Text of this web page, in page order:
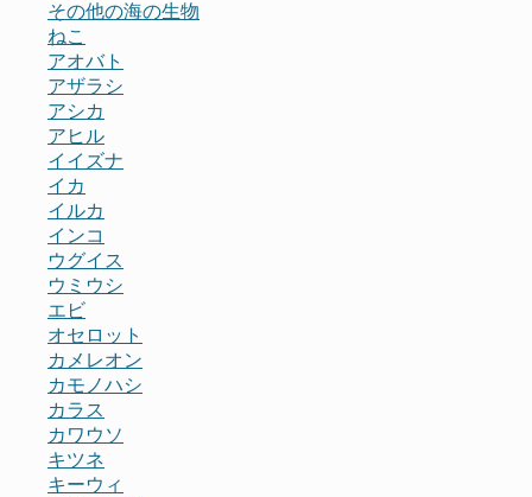
その他の海の生物
ねこ
アオバト
アザラシ
アシカ
アヒル
イイズナ
イカ
イルカ
インコ
ウグイス
ウミウシ
エビ
オセロット
カメレオン
カモノハシ
カラス
カワウソ
キツネ
キーウィ